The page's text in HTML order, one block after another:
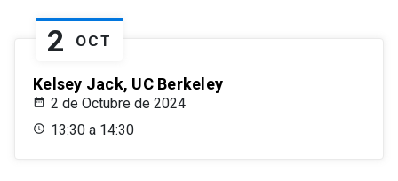
2 OCT
Kelsey Jack, UC Berkeley
2 de Octubre de 2024
13:30 a 14:30